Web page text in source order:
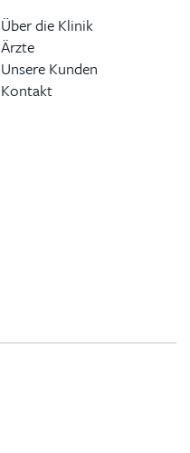
Über die Klinik
Ärzte
Unsere Kunden
Kontakt